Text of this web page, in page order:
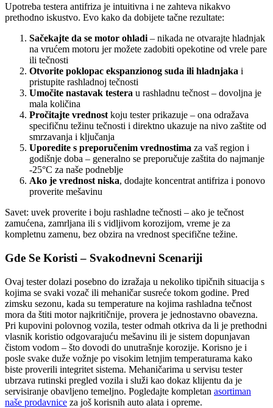
Upotreba testera antifriza je intuitivna i ne zahteva nikakvo
prethodno iskustvo. Evo kako da dobijete tačne rezultate:
Sačekajte da se motor ohladi– nikada ne otvarajte hladnjak
na vrućem motoru jer možete zadobiti opekotine od vrele pare
ili tečnosti
Otvorite poklopac ekspanzionog suda ili hladnjaka i
pristupite rashladnoj tečnosti
Umočite nastavak testera u rashladnu tečnost – dovoljna je
mala količina
Pročitajte vrednostkoju tester prikazuje – ona odražava
specifičnu težinu tečnosti i direktno ukazuje na nivo zaštite od
smrzavanja i ključanja
Uporedite s preporučenim vrednostima za vaš region i
godišnje doba – generalno se preporučuje zaštita do najmanje
-25°C za naše podneblje
Ako je vrednost niska, dodajte koncentrat antifriza i ponovo
proverite mešavinu
Savet: uvek proverite i boju rashladne tečnosti – ako je tečnost
zamućena, zamrljana ili s vidljivom korozijom, vreme je za
kompletnu zamenu, bez obzira na vrednost specifične težine.
Gde Se Koristi – Svakodnevni Scenariji
Ovaj tester dolazi posebno do izražaja u nekoliko tipičnih situacija s
kojima se svaki vozač ili mehaničar susreće tokom godine. Pred
zimsku sezonu, kada su temperature na kojima rashladna tečnost
mora da štiti motor najkritičnije, provera je jednostavno obavezna.
Pri kupovini polovnog vozila, tester odmah otkriva da li je prethodni
vlasnik koristio odgovarajuću mešavinu ili je sistem dopunjavan
čistom vodom – što dovodi do unutrašnje korozije. Korisno je i
posle svake duže vožnje po visokim letnjim temperaturama kako
biste proverili integritet sistema. Mehaničarima u servisu tester
ubrzava rutinski pregled vozila i služi kao dokaz klijentu da je
servisiranje obavljeno temeljno. Pogledajte kompletan asortiman
naše prodavnice za još korisnih auto alata i opreme.